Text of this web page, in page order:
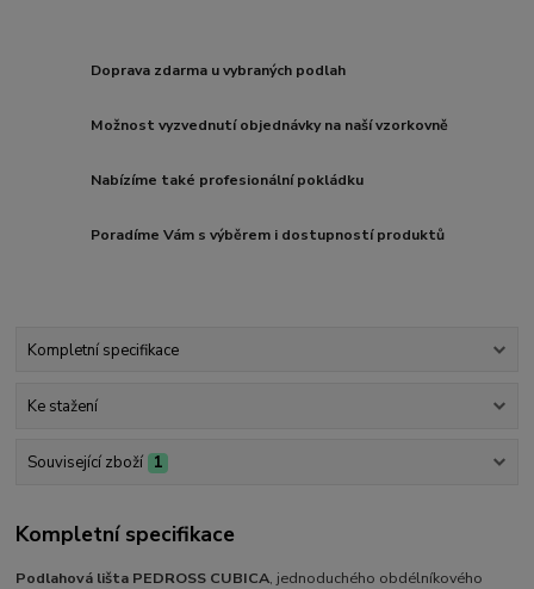
Doprava zdarma u vybraných podlah
Možnost vyzvednutí objednávky na naší vzorkovně
Nabízíme také profesionální pokládku
Poradíme Vám s výběrem i dostupností produktů
Kompletní specifikace
Ke stažení
Související zboží 1
Kompletní specifikace
Podlahová lišta PEDROSS CUBICA, jednoduchého obdélníkového